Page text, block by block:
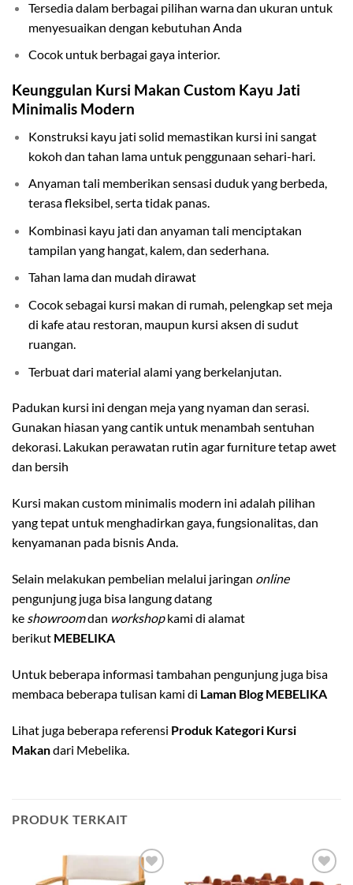
Tersedia dalam berbagai pilihan warna dan ukuran untuk
menyesuaikan dengan kebutuhan Anda
Cocok untuk berbagai gaya interior.
Keunggulan Kursi Makan Custom Kayu Jati
Minimalis Modern
Konstruksi kayu jati solid memastikan kursi ini sangat
kokoh dan tahan lama untuk penggunaan sehari-hari.
Anyaman tali memberikan sensasi duduk yang berbeda,
terasa fleksibel, serta tidak panas.
Kombinasi kayu jati dan anyaman tali menciptakan
tampilan yang hangat, kalem, dan sederhana.
Tahan lama dan mudah dirawat
Cocok sebagai kursi makan di rumah, pelengkap set meja
di kafe atau restoran, maupun kursi aksen di sudut
ruangan.
Terbuat dari material alami yang berkelanjutan.
Padukan kursi ini dengan meja yang nyaman dan serasi.
Gunakan hiasan yang cantik untuk menambah sentuhan
dekorasi. Lakukan perawatan rutin agar furniture tetap awet
dan bersih
Kursi makan custom minimalis modern ini adalah pilihan
yang tepat untuk menghadirkan gaya, fungsionalitas, dan
kenyamanan pada bisnis Anda.
Selain melakukan pembelian melalui jaringan online
pengunjung juga bisa langung datang
ke showroomdan workshopkami di alamat
berikut MEBELIKA
Untuk beberapa informasi tambahan pengunjung juga bisa
membaca beberapa tulisan kami di Laman Blog MEBELIKA
Lihat juga beberapa referensi Produk Kategori Kursi
Makandari Mebelika.
PRODUK TERKAIT